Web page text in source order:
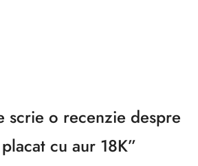
scrie o recenzie despre
cu aur 18K”